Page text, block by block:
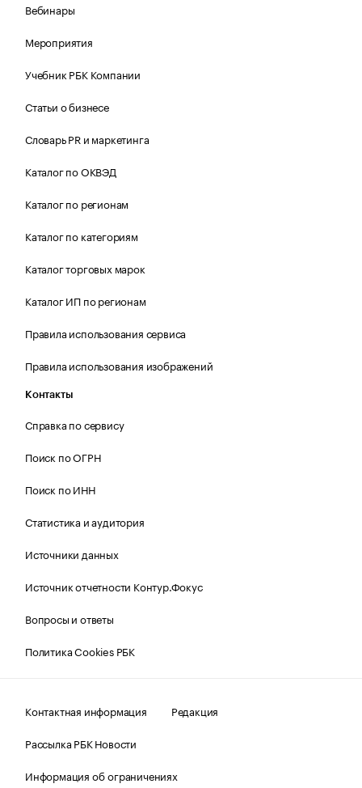
Вебинары
Мероприятия
Учебник РБК Компании
Статьи о бизнесе
Словарь PR и маркетинга
Каталог по ОКВЭД
Каталог по регионам
Каталог по категориям
Каталог торговых марок
Каталог ИП по регионам
Правила использования сервиса
Правила использования изображений
Контакты
Справка по сервису
Поиск по ОГРН
Поиск по ИНН
Статистика и аудитория
Источники данных
Источник отчетности Контур.Фокус
Вопросы и ответы
Политика Cookies РБК
Контактная информация
Редакция
Рассылка РБК Новости
Информация об ограничениях